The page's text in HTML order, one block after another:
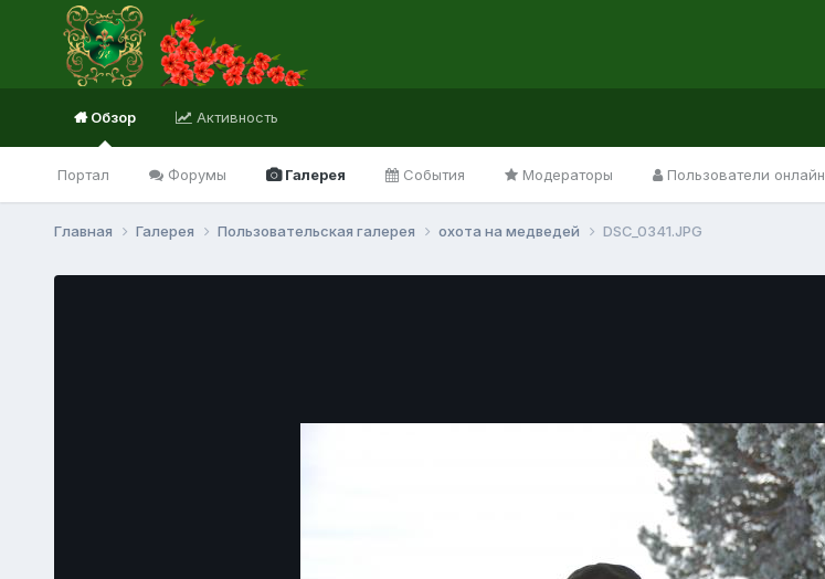
Обзор
Портал Форумы Галерея События Модераторы Пользователи онлайн
Активность
Главная Галерея Пользовательская галерея охота на медведей DSC_0341.JPG